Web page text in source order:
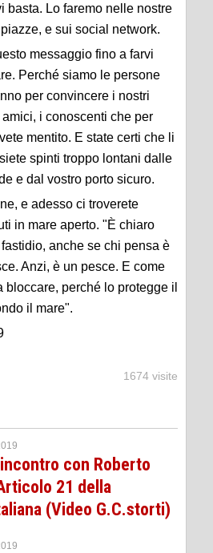
basta. Lo faremo nelle nostre
e sui social network.
messaggio fino a farvi
Perché siamo le persone
per convincere i nostri
i conoscenti che per
mentito. E state certi che li
spinti troppo lontani dalle
e dal vostro porto sicuro.
e adesso ci troverete
in mare aperto. "È chiaro
anche se chi pensa è
Anzi, è un pesce. E come
bloccare, perché lo protegge il
il mare".
1674 visite
con Roberto
21 della
(Video G.C.storti)